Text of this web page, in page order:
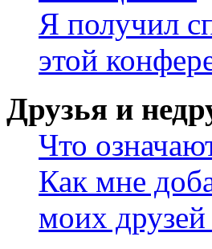
Я получил
этой
Друзья и
Что
Как мне
моих друзей